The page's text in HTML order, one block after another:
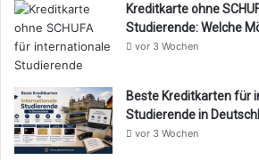
Kreditkarte ohne
Studierende: Welche
vor 3 Wochen
Beste Kreditkarten für
Studierende in
vor 3 Wochen